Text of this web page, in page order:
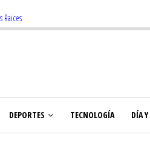
Raices
DEPORTES TECNOLOGÍA DÍA